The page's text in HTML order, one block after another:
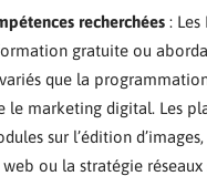
recherchées : Les
gratuite ou
que la
le marketing digital. Les
sur l’édition
ou la stratégie réseaux